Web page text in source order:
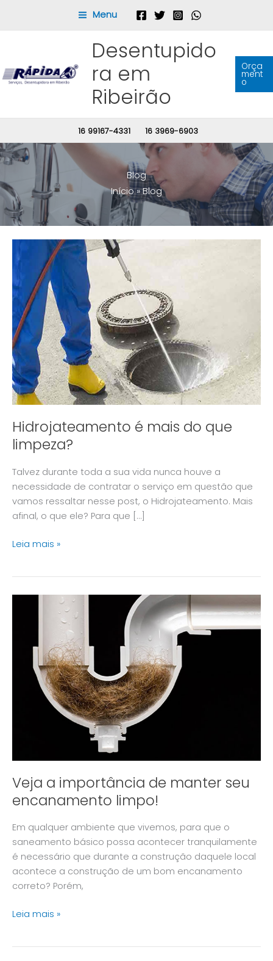
Menu
Desentupido
ra em
Ribeirão
Orça
ment
o
16 99167-4331 16 3969-6903
Blog
Início
Blog
Hidrojateamento é mais do que
limpeza?
Talvez durante toda a sua vida nunca houve a
necessidade de contratar o serviço em questão que
vamos ressaltar nesse post, o Hidrojateamento. Mais
afinal, o que ele? Para que […]
Hidrojateamento
do
que
limpeza?
Leia mais »
Veja a importância de manter seu
encanamento limpo!
Em qualquer ambiente que vivemos, para que o
saneamento básico possa acontecer tranquilamente
é necessário que durante a construção daquele local
acontece a construção de um bom encanamento
correto? Porém,
manter
encanamento
Leia mais »